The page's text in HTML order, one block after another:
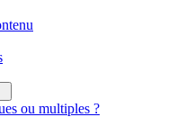
ou multiples ?